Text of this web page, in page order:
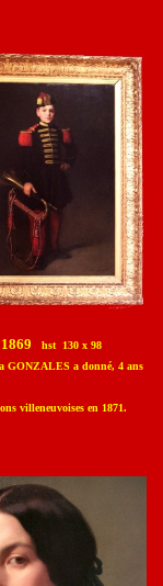
hst 130 x 98
GONZALES a donné, 4 ans
villeneuvoises en 1871.